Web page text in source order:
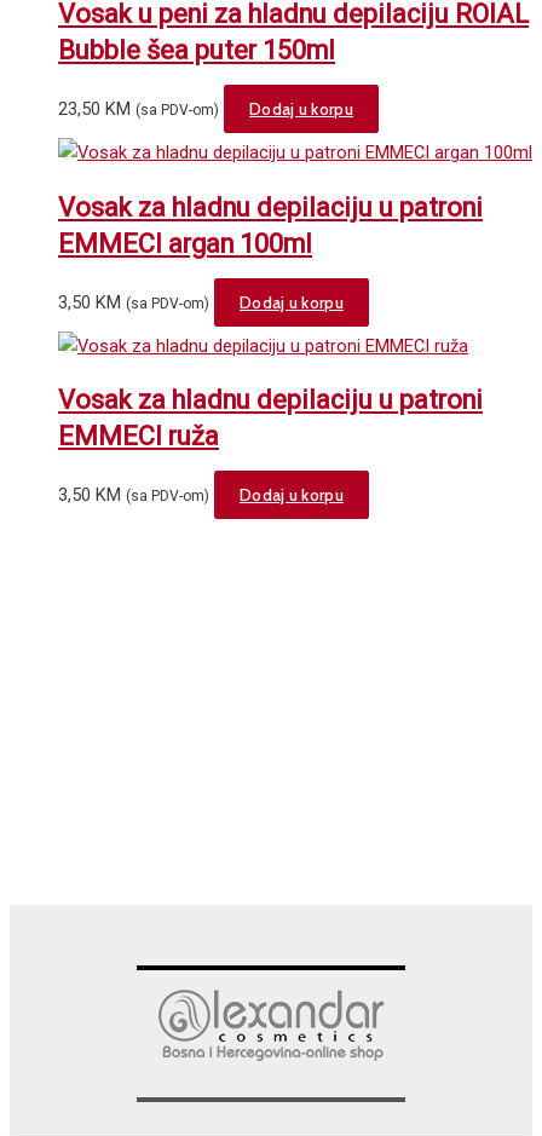
Vosak u peni za hladnu depilaciju ROIAL
Bubble šea puter 150ml
23,50 KM (sa PDV-om) Dodaj u korpu
Vosak za hladnu depilaciju u patroni
EMMECI argan 100ml
3,50 KM (sa PDV-om) Dodaj u korpu
Vosak za hladnu depilaciju u patroni
EMMECI ruža
3,50 KM (sa PDV-om) Dodaj u korpu